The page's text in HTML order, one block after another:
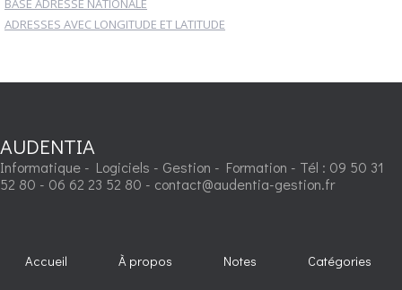
BASE ADRESSE NATIONALE
ADRESSES AVEC LONGITUDE ET LATITUDE
AUDENTIA
Informatique - Logiciels - Gestion - Formation - Tél : 09 50 31
52 80 - 06 62 23 52 80 - contact@audentia-gestion.fr
Accueil À propos Notes Catégories